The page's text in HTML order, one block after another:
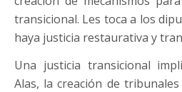
transicional. Les toca a los
haya justicia restaurativa y
Una justicia transicional
Alas, la creación de